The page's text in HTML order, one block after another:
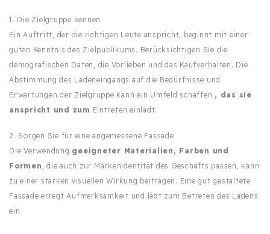
1. Die Zielgruppe kennen
Ein Auftritt, der die richtigen Leute anspricht, beginnt mit einer
guten Kenntnis des Zielpublikums. Berücksichtigen Sie die
demografischen Daten, die Vorlieben und das Kaufverhalten. Die
Abstimmung des Ladeneingangs auf die Bedürfnisse und
Erwartungen der Zielgruppe kann ein Umfeld schaffen , das sie
anspricht und zum Eintreten einlädt.
2. Sorgen Sie für eine angemessene Fassade
Die Verwendung geeigneter Materialien, Farben und
Formen, die auch zur Markenidentität des Geschäfts passen, kann
zu einer starken visuellen Wirkung beitragen. Eine gut gestaltete
Fassade erregt Aufmerksamkeit und lädt zum Betreten des Ladens
ein.